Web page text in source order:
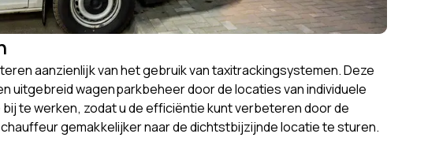
aanzienlijk van het gebruik van taxitrackingsystemen. Deze
uitgebreid wagenparkbeheer door de locaties van individuele
bij te werken, zodat u de efficiëntie kunt verbeteren door de
gemakkelijker naar de dichtstbijzijnde locatie te sturen.